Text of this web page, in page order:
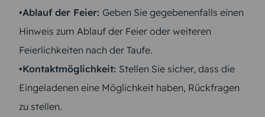
•Ablauf der Feier: Geben Sie gegebenenfalls einen
Hinweis zum Ablauf der Feier oder weiteren
Feierlichkeiten nach der Taufe.
•Kontaktmöglichkeit: Stellen Sie sicher, dass die
Eingeladenen eine Möglichkeit haben, Rückfragen
zu stellen.